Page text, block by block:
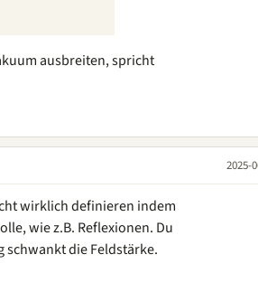
ausbreiten, spricht
2025-
wirklich definieren indem
wie z.B. Reflexionen. Du
schwankt die Feldstärke.